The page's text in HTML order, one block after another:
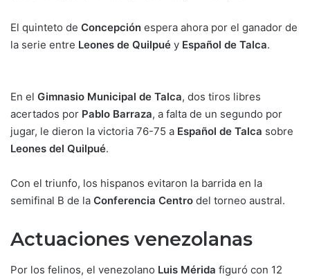
El quinteto de Concepción espera ahora por el ganador de
la serie entre Leones de Quilpué y Español de Talca.
En el Gimnasio Municipal de Talca, dos tiros libres
acertados por Pablo Barraza, a falta de un segundo por
jugar, le dieron la victoria 76-75 a Español de Talca sobre
Leones del Quilpué.
Con el triunfo, los hispanos evitaron la barrida en la
semifinal B de la Conferencia Centro del torneo austral.
Actuaciones venezolanas
Por los felinos, el venezolano Luis Mérida figuró con 12